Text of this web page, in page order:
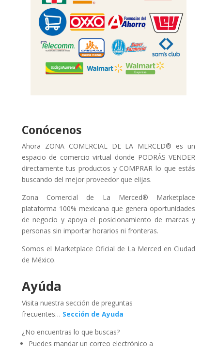
Conócenos
Ahora ZONA COMERCIAL DE LA MERCED® es un
espacio de comercio virtual donde PODRÁS VENDER
directamente tus productos y COMPRAR lo que estás
buscando del mejor proveedor que elijas.
Zona Comercial de La Merced® Marketplace
plataforma 100% mexicana que genera oportunidades
de negocio y apoya el posicionamiento de marcas y
personas sin importar horarios ni fronteras.
Somos el Marketplace Oficial de La Merced en Ciudad
de México.
Ayúda
Visita nuestra sección de preguntas
frecuentes… Sección de Ayuda
¿No encuentras lo que buscas?
Puedes mandar un correo electrónico a